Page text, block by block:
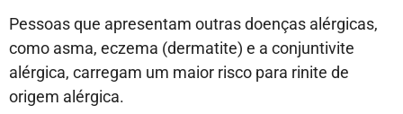
Pessoas que apresentam outras doenças alérgicas,
como asma, eczema (dermatite) e a conjuntivite
alérgica, carregam um maior risco para rinite de
origem alérgica.